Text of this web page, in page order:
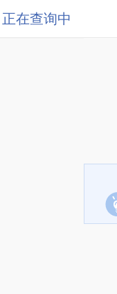
正在查询中